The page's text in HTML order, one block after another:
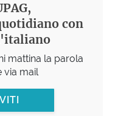
con
mattina la parola
via mail